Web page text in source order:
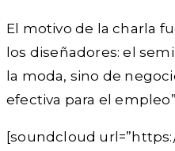
El motivo de la charla
los diseñadores: el
la moda, sino de
efectiva para el
[soundcloud